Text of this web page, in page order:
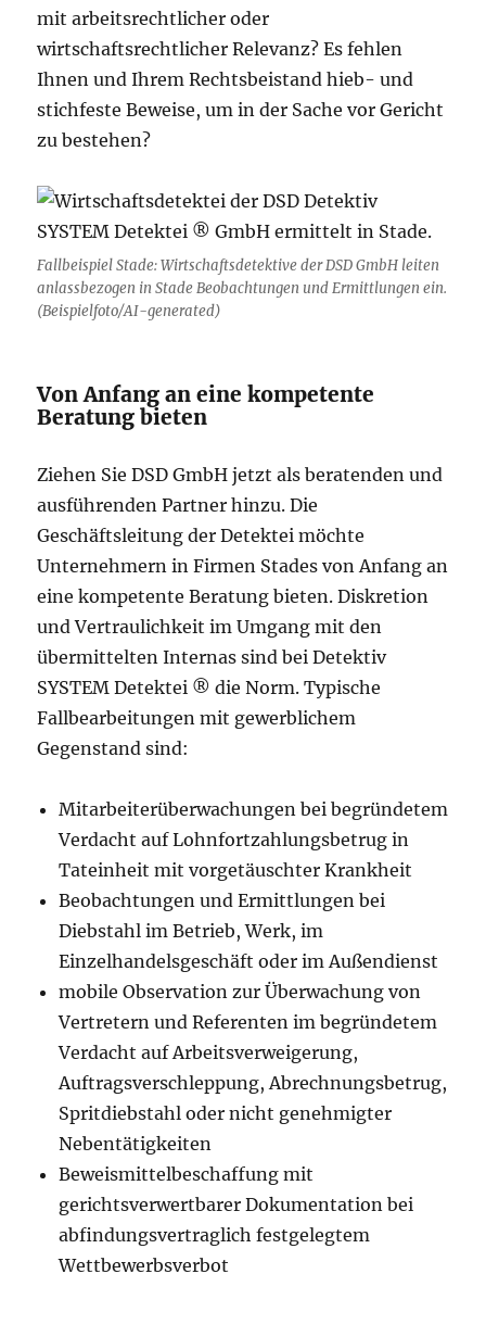
mit arbeitsrechtlicher oder
wirtschaftsrechtlicher Relevanz? Es fehlen
Ihnen und Ihrem Rechtsbeistand hieb- und
stichfeste Beweise, um in der Sache vor Gericht
zu bestehen?
Fallbeispiel Stade: Wirtschaftsdetektive der DSD GmbH leiten
anlassbezogen in Stade Beobachtungen und Ermittlungen ein.
(Beispielfoto/AI-generated)
Von Anfang an eine kompetente
Beratung bieten
Ziehen Sie DSD GmbH jetzt als beratenden und
ausführenden Partner hinzu. Die
Geschäftsleitung der Detektei möchte
Unternehmern in Firmen Stades von Anfang an
eine kompetente Beratung bieten. Diskretion
und Vertraulichkeit im Umgang mit den
übermittelten Internas sind bei Detektiv
SYSTEM Detektei ® die Norm. Typische
Fallbearbeitungen mit gewerblichem
Gegenstand sind:
Mitarbeiterüberwachungen bei begründetem
Verdacht auf Lohnfortzahlungsbetrug in
Tateinheit mit vorgetäuschter Krankheit
Beobachtungen und Ermittlungen bei
Diebstahl im Betrieb, Werk, im
Einzelhandelsgeschäft oder im Außendienst
mobile Observation zur Überwachung von
Vertretern und Referenten im begründetem
Verdacht auf Arbeitsverweigerung,
Auftragsverschleppung, Abrechnungsbetrug,
Spritdiebstahl oder nicht genehmigter
Nebentätigkeiten
Beweismittelbeschaffung mit
gerichtsverwertbarer Dokumentation bei
abfindungsvertraglich festgelegtem
Wettbewerbsverbot